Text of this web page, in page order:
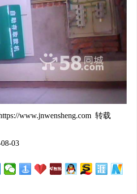
www.jnwensheng.com 转载
03